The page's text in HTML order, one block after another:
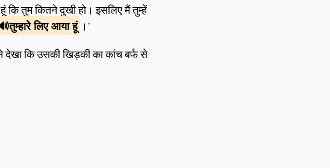
तुम कितने दुखी हो। इसलिए मैं तुम्हें
तुम्हारे लिएआया हूं ।"
देखा कि उसकी खिड़की का कांच बर्फ से